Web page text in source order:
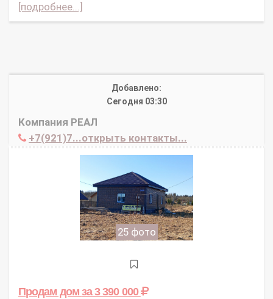
[подробнее...]
Добавлено:
Сегодня 03:30
Компания РЕАЛ
+7(921)7...открыть контакты...
25 фото
Продам домза 3 390 000